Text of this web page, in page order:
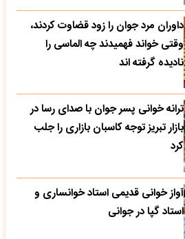
داوران مرد جوان را زود قضاوت کردند،
وقتی خواند فهمیدند چه الماسی را
نادیده گرفته اند
ترانه خوانی پسر جوان با صدای رسا در
بازار تبریز توجه کاسبان بازاری را جلب
کرد
آواز خوانی قدیمی استاد خوانساری و
استاد گپا در جوانی